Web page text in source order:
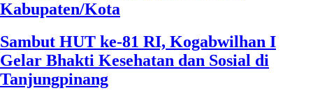
Kabupaten/Kota
Sambut HUT ke-81 RI, Kogabwilhan I
Gelar Bhakti Kesehatan dan Sosial di
Tanjungpinang